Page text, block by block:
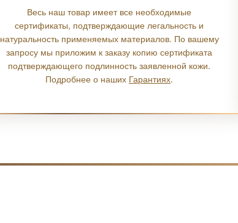
Весь наш товар имеет все необходимые
сертификаты, подтверждающие легальность и
натуральность применяемых материалов. По вашему
запросу мы приложим к заказу копию сертификата
подтверждающего подлинность заявленной кожи.
Подробнее о наших Гарантиях.